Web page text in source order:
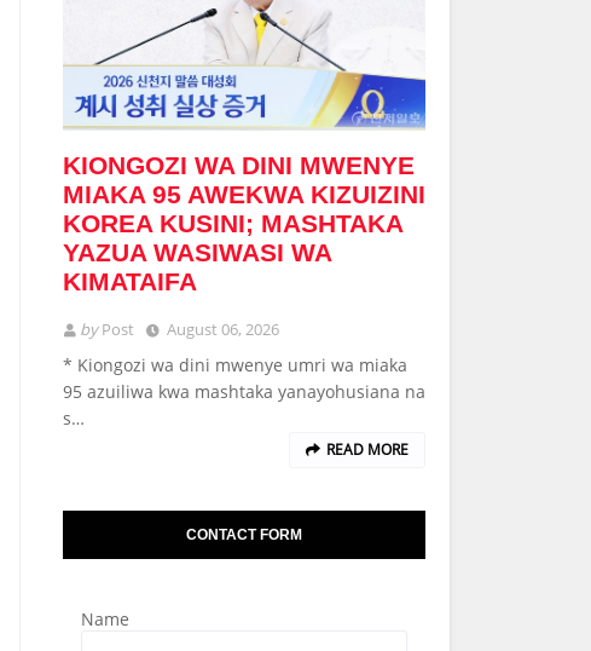
KIONGOZI WA DINI MWENYE
MIAKA 95 AWEKWA KIZUIZINI
KOREA KUSINI; MASHTAKA
YAZUA WASIWASI WA
KIMATAIFA
byPost August 06, 2026
* Kiongozi wa dini mwenye umri wa miaka
95 azuiliwa kwa mashtaka yanayohusiana na
s…
READ MORE
CONTACT FORM
Name